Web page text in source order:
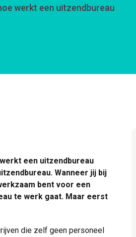
werkt een uitzendbureau
een uitzendbureau
Wanneer jij bij
bent voor een
te werk gaat. Maar eerst
die zelf geen personeel